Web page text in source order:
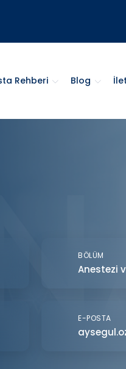
Rehberi Blog
BÖLÜM
Anestezi
E-POSTA